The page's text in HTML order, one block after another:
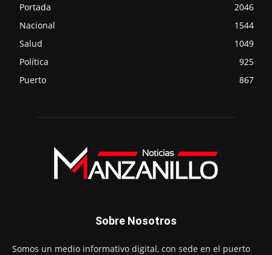
Portada
2046
Nacional
1544
Salud
1049
Política
925
Puerto
867
Sobre Nosotros
Somos un medio informativo digital, con sede en el puerto